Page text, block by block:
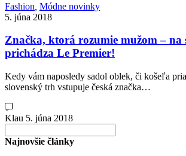
Fashion Módne novinky
5. júna 2018
Značka, ktorá rozumie mužom – na
prichádza Le Premier!
Kedy vám naposledy sadol oblek, či košeľa
slovenský trh vstupuje česká značka…
Klau 5. júna 2018
for:
Najnovšie články